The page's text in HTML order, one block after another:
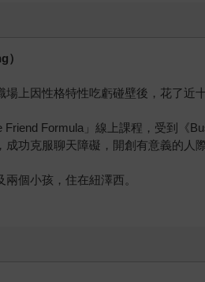
）
場上因性格特性吃虧碰壁後，花了近
Friend Formula」線上課程，受到《
功克服聊天障礙，開創有意義的人際
個小孩，住在紐澤西。